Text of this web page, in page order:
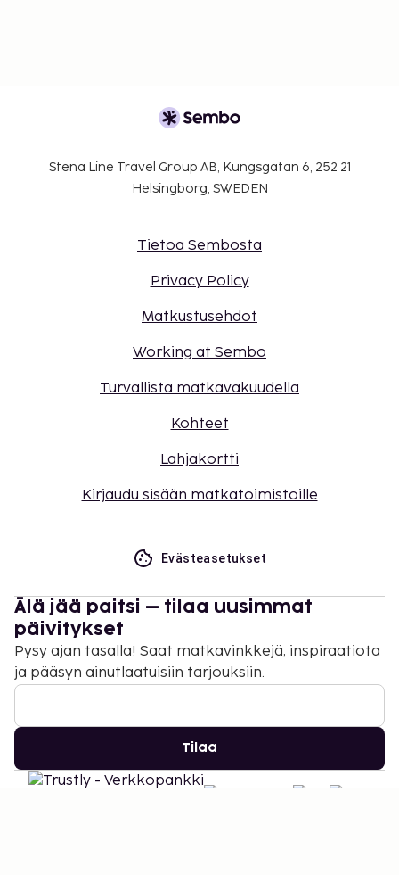
Stena Line Travel Group AB, Kungsgatan 6, 252 21
Helsingborg, SWEDEN
Tietoa Sembosta
Privacy Policy
Matkustusehdot
Working at Sembo
Turvallista matkavakuudella
Kohteet
Lahjakortti
Kirjaudu sisään matkatoimistoille
Evästeasetukset
Älä jää paitsi – tilaa uusimmat
päivitykset
Pysy ajan tasalla! Saat matkavinkkejä, inspiraatiota
ja pääsyn ainutlaatuisiin tarjouksiin.
Tilaa